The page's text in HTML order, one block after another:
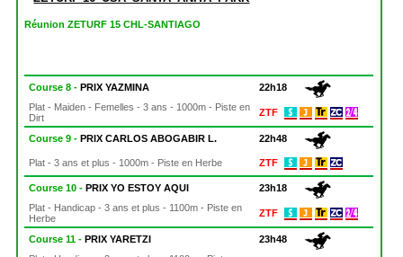
Réunion ZETURF 15 CHL-SANTIAGO
Course 8 -PRIX YAZMINA
22h18
Plat - Maiden - Femelles - 3 ans - 1000m - Piste en
Dirt
ZTF
Course 9 -PRIX CARLOS ABOGABIR L. 22h48
Plat - 3 ans et plus - 1000m - Piste en Herbe ZTF
Course 10 -PRIX YO ESTOY AQUI
23h18
Plat - Handicap - 3 ans et plus - 1100m - Piste en
Herbe
ZTF
Course 11 -PRIX YARETZI
23h48